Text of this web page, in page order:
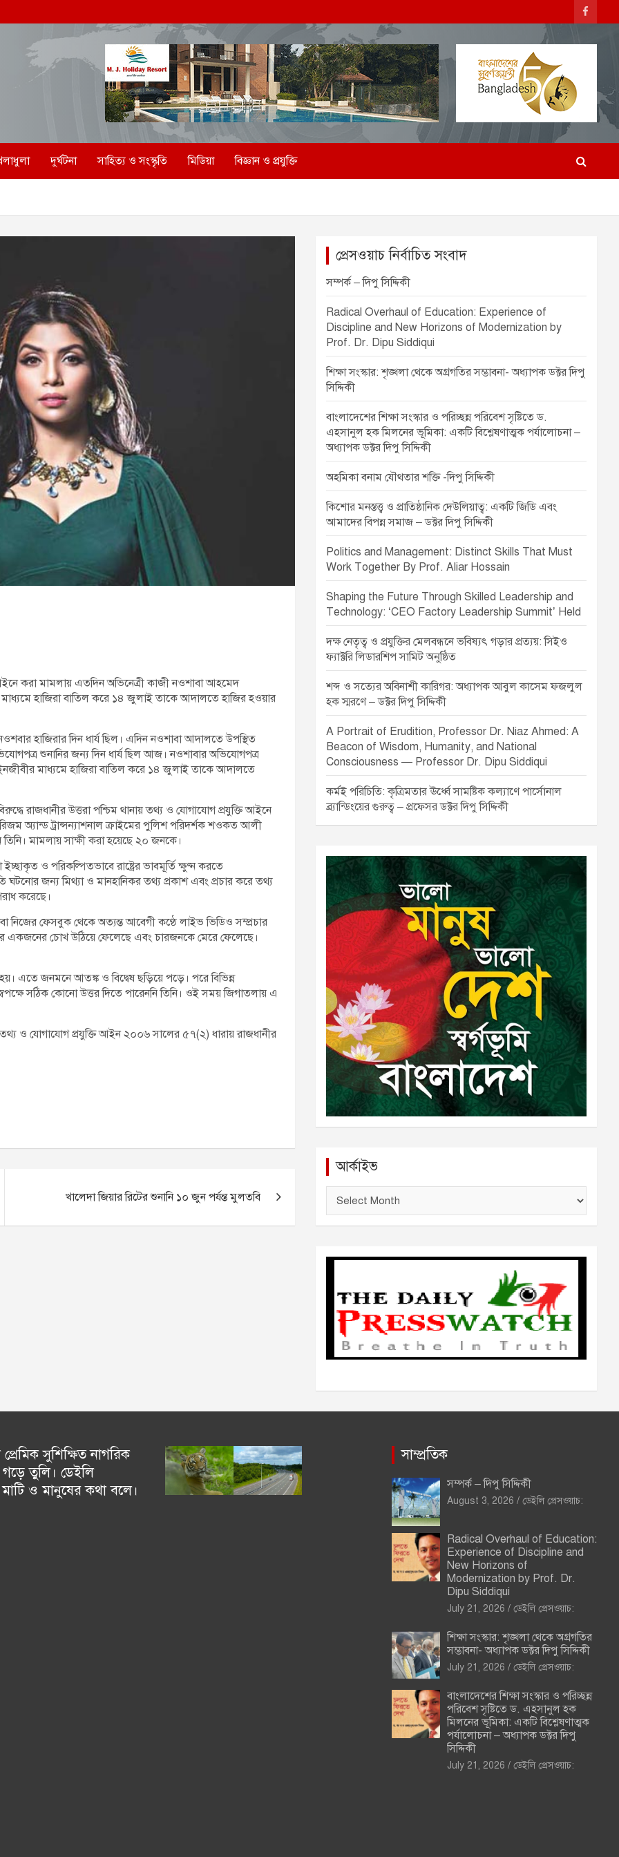
দুর্ঘটনা সাহিত্য ও সংস্কৃতি মিডিয়া বিজ্ঞান ও প্রযুক্তি
করা মামলায় এতদিন অভিনেত্রী কাজী নওশাবা আহমেদ
হাজিরা বাতিল করে ১৪ জুলাই তাকে আদালতে হাজির হওয়ার
হাজিরার দিন ধার্য ছিল। এদিন নওশাবা আদালতে উপস্থিত
শুনানির জন্য দিন ধার্য ছিল আজ। নওশাবার অভিযোগপত্র
মাধ্যমে হাজিরা বাতিল করে ১৪ জুলাই তাকে আদালতে
রাজধানীর উত্তরা পশ্চিম থানায় তথ্য ও যোগাযোগ প্রযুক্তি আইনে
অ্যান্ড ট্রান্সন্যাশনাল ক্রাইমের পুলিশ পরিদর্শক শওকত আলী
মামলায় সাক্ষী করা হয়েছে ২০ জনকে।
ও পরিকল্পিতভাবে রাষ্ট্রের ভাবমূর্তি ক্ষুণ্ন করতে
জন্য মিথ্যা ও মানহানিকর তথ্য প্রকাশ এবং প্রচার করে তথ্য
করেছে।
ফেসবুক থেকে অত্যন্ত আবেগী কণ্ঠে লাইভ ভিডিও সম্প্রচার
একজনের চোখ উঠিয়ে ফেলেছে এবং চারজনকে মেরে ফেলেছে।
এতে জনমনে আতঙ্ক ও বিদ্বেষ ছড়িয়ে পড়ে। পরে বিভিন্ন
সঠিক কোনো উত্তর দিতে পারেননি তিনি। ওই সময় জিগাতলায় এ
ও যোগাযোগ প্রযুক্তি আইন ২০০৬ সালের ৫৭(২) ধারায় রাজধানীর
খালেদা জিয়ার রিটের শুনানি ১০ জুন পর্যন্ত মুলতবি
প্রেসওয়াচ নির্বাচিত সংবাদ
সম্পর্ক – দিপু সিদ্দিকী
Radical Overhaul of Education: Experience of
Discipline and New Horizons of Modernization by
Prof. Dr. Dipu Siddiqui
শিক্ষা সংস্কার: শৃঙ্খলা থেকে অগ্রগতির সম্ভাবনা- অধ্যাপক ডক্টর দিপু
সিদ্দিকী
বাংলাদেশের শিক্ষা সংস্কার ও পরিচ্ছন্ন পরিবেশ সৃষ্টিতে ড.
এহসানুল হক মিলনের ভূমিকা: একটি বিশ্লেষণাত্মক পর্যালোচনা –
অধ্যাপক ডক্টর দিপু সিদ্দিকী
অহমিকা বনাম যৌথতার শক্তি -দিপু সিদ্দিকী
কিশোর মনস্তত্ত্ব ও প্রাতিষ্ঠানিক দেউলিয়াত্ব: একটি জিডি এবং
আমাদের বিপন্ন সমাজ – ডক্টর দিপু সিদ্দিকী
Politics and Management: Distinct Skills That Must
Work Together By Prof. Aliar Hossain
Shaping the Future Through Skilled Leadership and
Technology: ‘CEO Factory Leadership Summit’ Held
দক্ষ নেতৃত্ব ও প্রযুক্তির মেলবন্ধনে ভবিষ্যৎ গড়ার প্রত্যয়: সিইও
ফ্যাক্টরি লিডারশিপ সামিট অনুষ্ঠিত
শব্দ ও সত্যের অবিনাশী কারিগর: অধ্যাপক আবুল কাসেম ফজলুল
হক স্মরণে – ডক্টর দিপু সিদ্দিকী
A Portrait of Erudition, Professor Dr. Niaz Ahmed: A
Beacon of Wisdom, Humanity, and National
Consciousness — Professor Dr. Dipu Siddiqui
কর্মই পরিচিতি: কৃত্রিমতার ঊর্ধ্বে সামষ্টিক কল্যাণে পার্সোনাল
ব্র্যান্ডিংয়ের গুরুত্ব – প্রফেসর ডক্টর দিপু সিদ্দিকী
আর্কাইভ
ই
সুশিক্ষিত নাগরিক
তুলি। ডেইলি
মাটি ও মানুষের কথা বলে।
সাম্প্রতিক
সম্পর্ক – দিপু সিদ্দিকী
August 3, 2026 ডেইলি প্রেসওয়াচ:
Radical Overhaul of Education:
Experience of Discipline and
New Horizons of
Modernization by Prof. Dr.
Dipu Siddiqui
July 21, 2026 ডেইলি প্রেসওয়াচ:
শিক্ষা সংস্কার: শৃঙ্খলা থেকে অগ্রগতির
সম্ভাবনা- অধ্যাপক ডক্টর দিপু সিদ্দিকী
July 21, 2026 ডেইলি প্রেসওয়াচ:
বাংলাদেশের শিক্ষা সংস্কার ও পরিচ্ছন্ন
পরিবেশ সৃষ্টিতে ড. এহসানুল হক
মিলনের ভূমিকা: একটি বিশ্লেষণাত্মক
পর্যালোচনা – অধ্যাপক ডক্টর দিপু
সিদ্দিকী
July 21, 2026 ডেইলি প্রেসওয়াচ: